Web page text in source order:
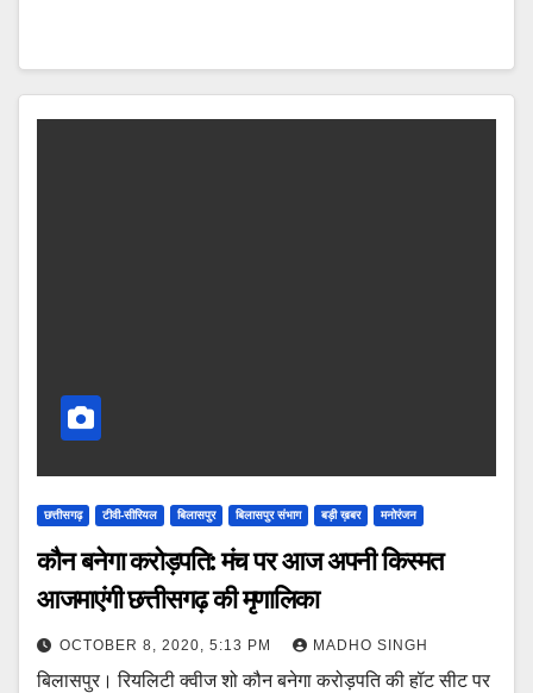
छत्तीसगढ़ टीवी-सीरियल बिलासपुर बिलासपुर संभाग बड़ी ख़बर मनोरंजन
कौन बनेगा करोड़पति: मंच पर आज अपनी किस्मत
आजमाएंगी छत्तीसगढ़ की मृणालिका
OCTOBER 8, 2020, 5:13 PM MADHO SINGH
बिलासपुर। रियलिटी क्वीज शो कौन बनेगा करोड़पति की हॉट सीट पर